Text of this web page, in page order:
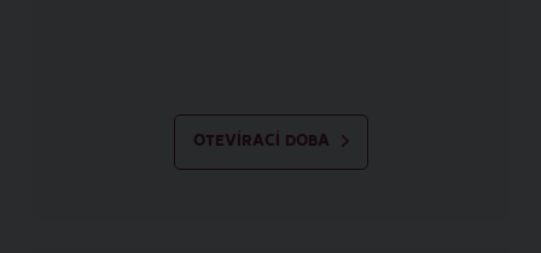
OTEVÍRACÍ DOBA